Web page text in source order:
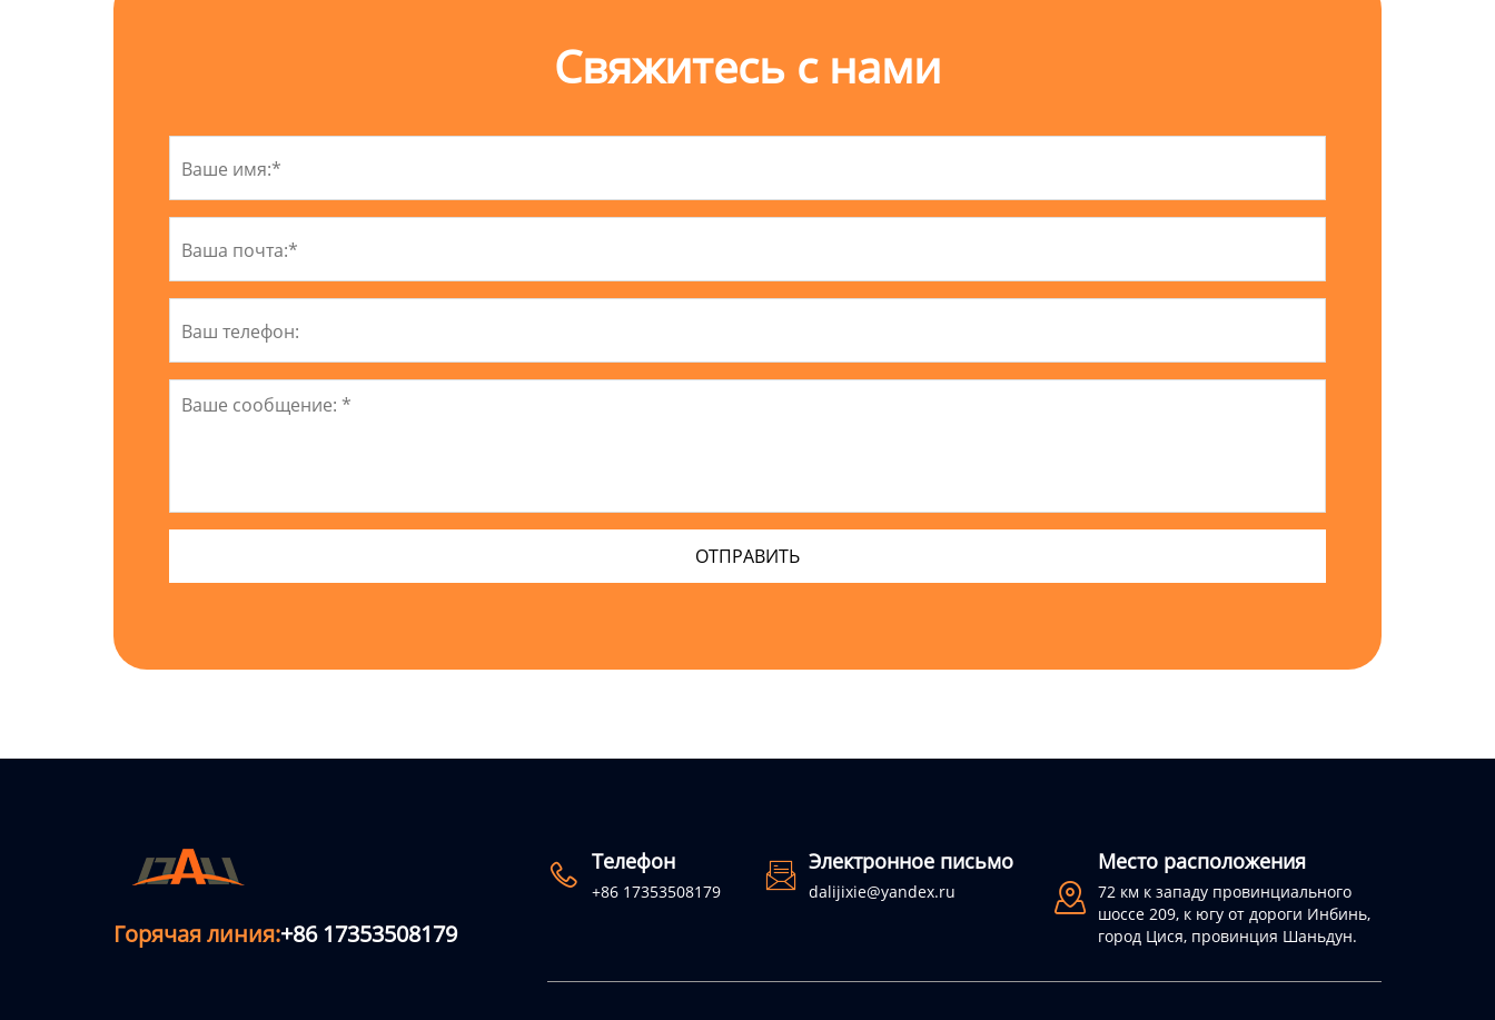
Свяжитесь с нами
Горячая линия:+86 17353508179
 Телефон
+86 17353508179  Электронное письмо
dalijixie@yandex.ru 
Место расположения
72 км к западу провинциального
шоссе 209, к югу от дороги Инбинь,
город Цися, провинция Шаньдун.